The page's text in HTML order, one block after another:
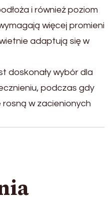
i również poziom
więcej promieni
adaptują się w
doskonały wybór dla
podczas gdy
w zacienionych